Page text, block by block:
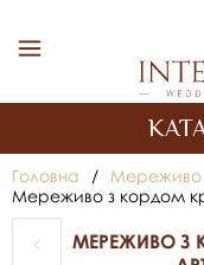
Головна / Мереживо
Мереживо з кордом
МЕРЕЖИВО З